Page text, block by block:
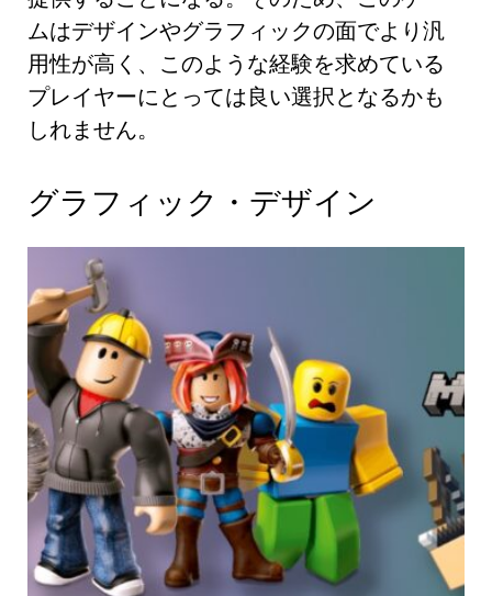
ムはデザインやグラフィックの面でより汎
用性が高く、このような経験を求めている
プレイヤーにとっては良い選択となるかも
しれません。
グラフィック・デザイン